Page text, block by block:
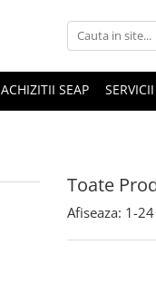
ACHIZITII SEAP SERVICII
Toate
Afiseaza: 1-24